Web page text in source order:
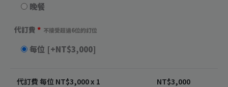
晚餐
代訂費 * 不接受超過6位的訂位
每位 [+NT$3,000]
代訂費 每位 NT$3,000x 1 NT$3,000